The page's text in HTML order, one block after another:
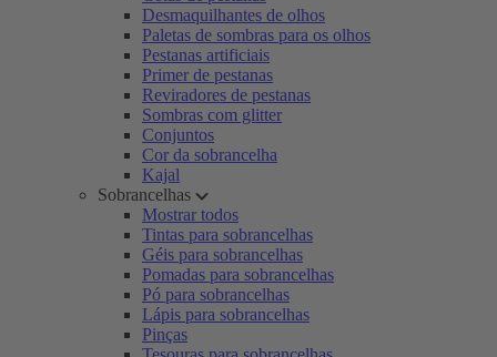
Desmaquilhantes de olhos
Paletas de sombras para os olhos
Pestanas artificiais
Primer de pestanas
Reviradores de pestanas
Sombras com glitter
Conjuntos
Cor da sobrancelha
Kajal
Sobrancelhas
Mostrar todos
Tintas para sobrancelhas
Géis para sobrancelhas
Pomadas para sobrancelhas
Pó para sobrancelhas
Lápis para sobrancelhas
Pinças